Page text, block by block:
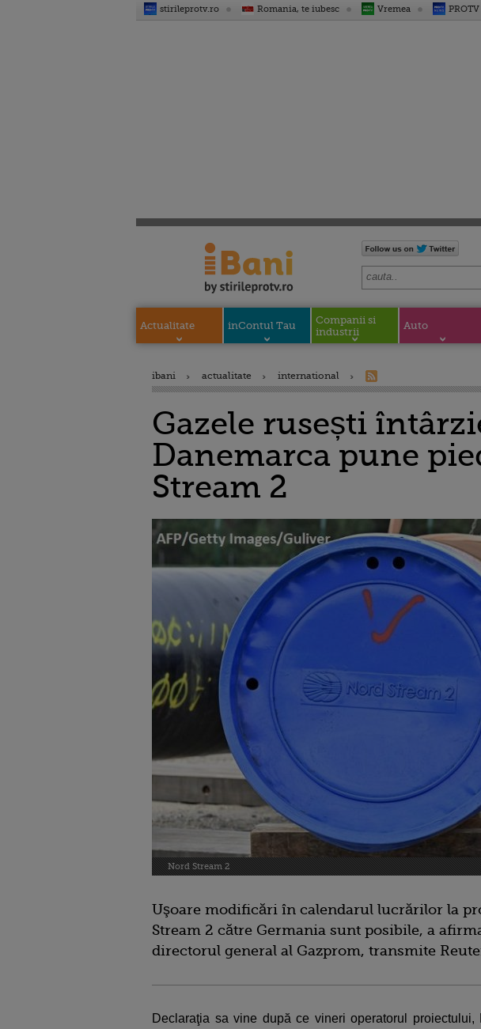
stirileprotv.ro Romania, te iubesc Vremea PROTV
Actualitate inContul Tau
Companii si
industrii
Auto
ibani actualitate international
Gazele rusești
Danemarca pune
Stream 2
Nord Stream 2
Uşoare modificări în calendarul lucrărilor la
Stream 2 către Germania sunt posibile, a
directorul general al Gazprom, transmite
Declaraţia sa vine după ce vineri operatorul proiectului,